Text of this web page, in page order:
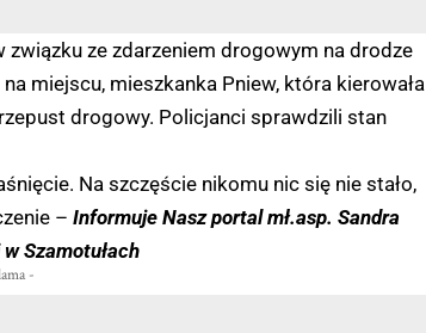
ze zdarzeniem drogowym na drodze
miejscu, mieszkanka Pniew, która kierowała
drogowy. Policjanci sprawdzili stan
Na szczęście nikomu nic się nie stało,
– Informuje Nasz portal mł.asp. Sandra
Szamotułach
-